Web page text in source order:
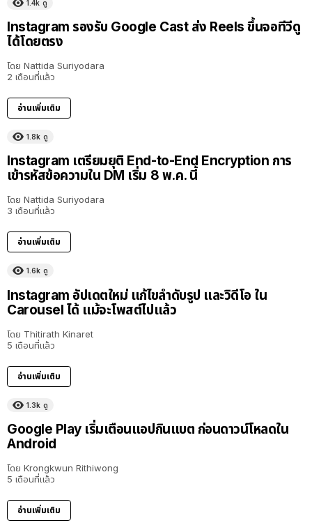
1.4k ดู
Instagram รองรับ Google Cast ส่ง Reels ขึ้นจอทีวีดู
ได้โดยตรง
โดย Nattida Suriyodara
2 เดือนที่แล้ว
อ่านเพิ่มเติม
1.8k ดู
Instagram เตรียมยุติ End-to-End Encryption การ
เข้ารหัสข้อความใน DM เริ่ม 8 พ.ค. นี้
โดย Nattida Suriyodara
3 เดือนที่แล้ว
อ่านเพิ่มเติม
1.6k ดู
Instagram อัปเดตใหม่ แก้ไขลำดับรูป และวิดีโอ ใน
Carousel ได้ แม้จะโพสต์ไปแล้ว
โดย Thitirath Kinaret
5 เดือนที่แล้ว
อ่านเพิ่มเติม
1.3k ดู
Google Play เริ่มเตือนแอปกินแบต ก่อนดาวน์โหลดใน
Android
โดย Krongkwun Rithiwong
5 เดือนที่แล้ว
อ่านเพิ่มเติม